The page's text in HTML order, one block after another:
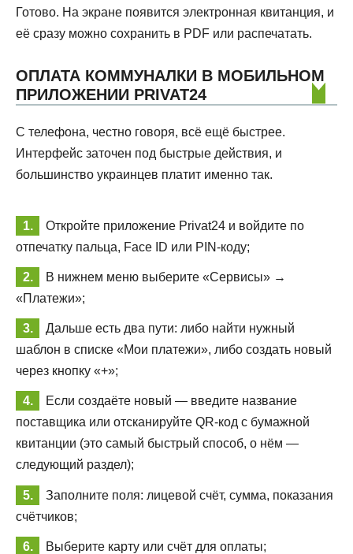
Готово. На экране появится электронная квитанция, и
её сразу можно сохранить в PDF или распечатать.
ОПЛАТА КОММУНАЛКИ В МОБИЛЬНОМ
ПРИЛОЖЕНИИ PRIVAT24
С телефона, честно говоря, всё ещё быстрее.
Интерфейс заточен под быстрые действия, и
большинство украинцев платит именно так.
Откройте приложение Privat24 и войдите по
отпечатку пальца, Face ID или PIN-коду;
В нижнем меню выберите «Сервисы» →
«Платежи»;
Дальше есть два пути: либо найти нужный
шаблон в списке «Мои платежи», либо создать новый
через кнопку «+»;
Если создаёте новый — введите название
поставщика или отсканируйте QR-код с бумажной
квитанции (это самый быстрый способ, о нём —
следующий раздел);
Заполните поля: лицевой счёт, сумма, показания
счётчиков;
Выберите карту или счёт для оплаты;